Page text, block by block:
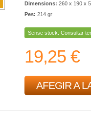
Dimensions: 260 x 190 x
Pes: 214 gr
Sense stock. Consultar
19,25 €
AFEGIR A